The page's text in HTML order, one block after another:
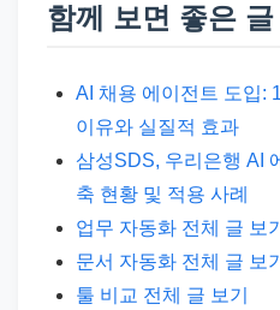
함께 보면 좋은 글
AI 채용 에이전트 도입:
이유와 실질적 효과
삼성SDS, 우리은행 AI
축 현황 및 적용 사례
업무 자동화 전체 글 보기
문서 자동화 전체 글 보기
툴 비교 전체 글 보기